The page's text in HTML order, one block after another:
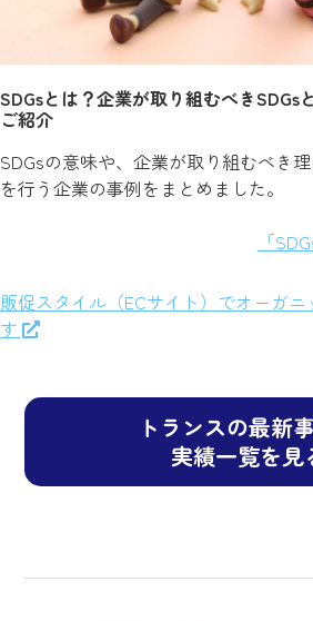
SDGsとは？企業が取り組むべきSDGs
ご紹介
SDGsの意味や、企業が取り組むべき
を行う企業の事例をまとめました。
「
販促スタイル（ECサイト）でオーガ
す
トランスの最新
実績一覧を見